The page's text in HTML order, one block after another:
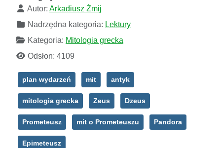
Autor: Arkadiusz Żmij
Nadrzędna kategoria: Lektury
Kategoria: Mitologia grecka
Odsłon: 4109
plan wydarzeń mit antyk
mitologia grecka Zeus Dzeus
Prometeusz mit o Prometeuszu Pandora
Epimeteusz